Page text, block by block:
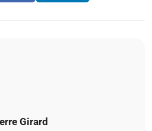
Girard